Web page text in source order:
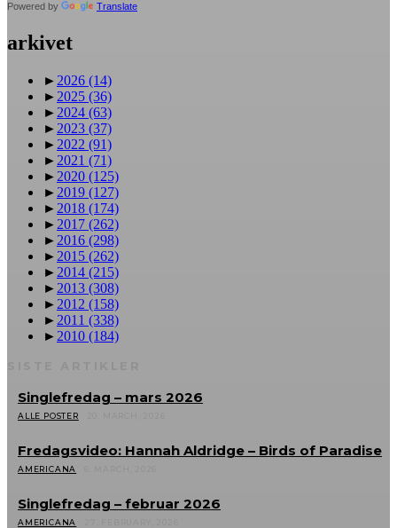
Powered by Translate
arkivet
► 2026 (14)
► 2025 (36)
► 2024 (63)
► 2023 (37)
► 2022 (91)
► 2021 (71)
► 2020 (125)
► 2019 (127)
► 2018 (174)
► 2017 (262)
► 2016 (298)
► 2015 (262)
► 2014 (215)
► 2013 (308)
► 2012 (158)
► 2011 (338)
► 2010 (184)
Singlefredag – mars 2026
ALLE POSTER
Fredagsvideo: Hannah Aldridge – Birds of Paradise
AMERICANA
Singlefredag – februar 2026
AMERICANA